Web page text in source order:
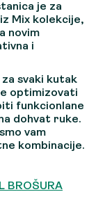
je za
Mix kolekcije,
novim
i
svaki kutak
optimizovati
funkcionlane
dohvat ruke.
vam
kombinacije.
BROŠURA